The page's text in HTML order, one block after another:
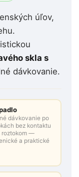
úľov,
skla s
dávkovanie.
dávkovanie po
bez kontaktu
roztokom —
a praktické